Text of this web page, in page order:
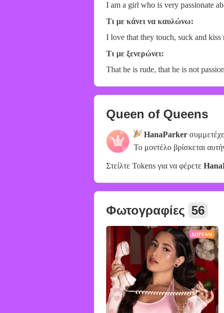
I am a girl who is very passionate
Τι με κάνει να καυλώνω:
I love that they touch, suck and
Τι με ξενερώνει:
That he is rude, that he is not
Queen of Queens
HanaParker
Το μοντέλο βρίσκεται
Στείλτε Tokens για να φέρετε
Φωτογραφίες 56
ΔΩΡΕΆΝ